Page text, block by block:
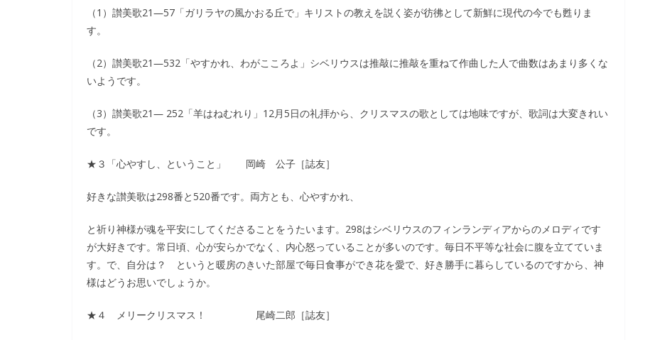
（1）讃美歌21―57「ガリラヤの風かおる丘で」キリストの教えを説く姿が彷彿として新鮮に現代の今でも甦りま
す。
（2）讃美歌21―532「やすかれ、わがこころよ」シベリウスは推敲に推敲を重ねて作曲した人で曲数はあまり多くな
いようです。
（3）讃美歌21― 252「羊はねむれり」12月5日の礼拝から、クリスマスの歌としては地味ですが、歌詞は大変きれい
です。
★３「心やすし、ということ」 岡崎 公子［誌友］
好きな讃美歌は298番と520番です。両方とも、心やすかれ、
と祈り神様が魂を平安にしてくださることをうたいます。298はシベリウスのフィンランディアからのメロディです
が大好きです。常日頃、心が安らかでなく、内心怒っていることが多いのです。毎日不平等な社会に腹を立てていま
す。で、自分は？ というと暖房のきいた部屋で毎日食事ができ花を愛で、好き勝手に暮らしているのですから、神
様はどうお思いでしょうか。
★４ メリークリスマス！ 尾崎二郎［誌友］